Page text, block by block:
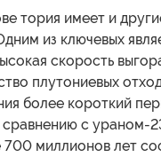
тория имеет и
из ключевых
скорость
плутониевых
более короткий
с ураном-
миллионов лет